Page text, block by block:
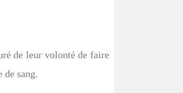
de leur volonté de faire
de sang.